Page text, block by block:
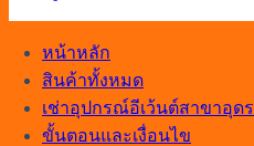
หน้าหลัก
สินค้าทั้งหมด
เช่าอุปกรณ์อีเว้นต์สาขาอุดร
ขั้นตอนและเงื่อนไข